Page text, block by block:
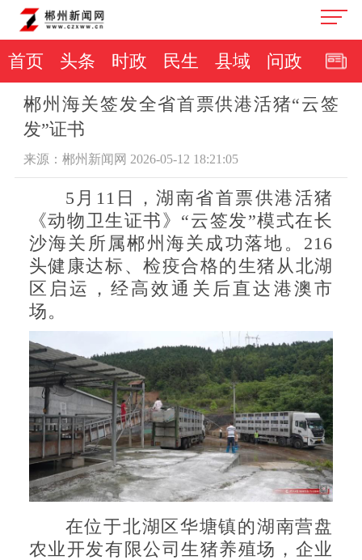
首页 头条 时政 民生 县域 问政
郴州海关签发全省首票供港活猪“云签
发”证书
来源：郴州新闻网 2026-05-12 18:21:05
5月11日，湖南省首票供港活猪
《动物卫生证书》“云签发”模式在长
沙海关所属郴州海关成功落地。216
头健康达标、检疫合格的生猪从北湖
区启运，经高效通关后直达港澳市
场。
在位于北湖区华塘镇的湖南营盘
农业开发有限公司生猪养殖场，企业